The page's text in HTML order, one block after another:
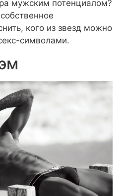
мужским потенциалом?
кого из звезд можно
символами.